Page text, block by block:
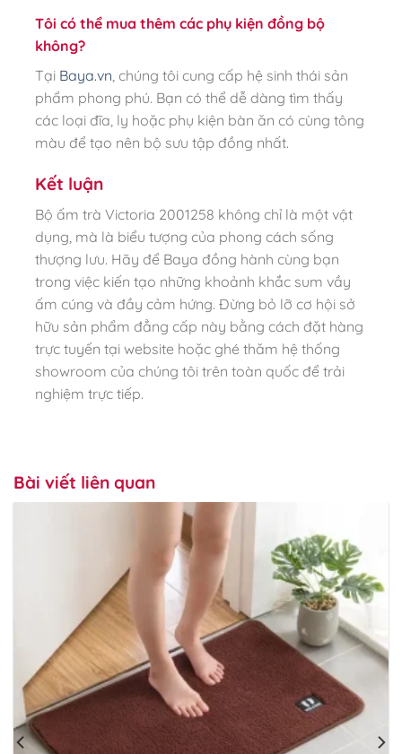
Tôi có thể mua thêm các phụ kiện đồng bộ
không?
Tại Baya.vn, chúng tôi cung cấp hệ sinh thái sản
phẩm phong phú. Bạn có thể dễ dàng tìm thấy
các loại đĩa, ly hoặc phụ kiện bàn ăn có cùng tông
màu để tạo nên bộ sưu tập đồng nhất.
Kết luận
Bộ ấm trà Victoria 2001258 không chỉ là một vật
dụng, mà là biểu tượng của phong cách sống
thượng lưu. Hãy để Baya đồng hành cùng bạn
trong việc kiến tạo những khoảnh khắc sum vầy
ấm cúng và đầy cảm hứng. Đừng bỏ lỡ cơ hội sở
hữu sản phẩm đẳng cấp này bằng cách đặt hàng
trực tuyến tại website hoặc ghé thăm hệ thống
showroom của chúng tôi trên toàn quốc để trải
nghiệm trực tiếp.
Bài viết liên quan